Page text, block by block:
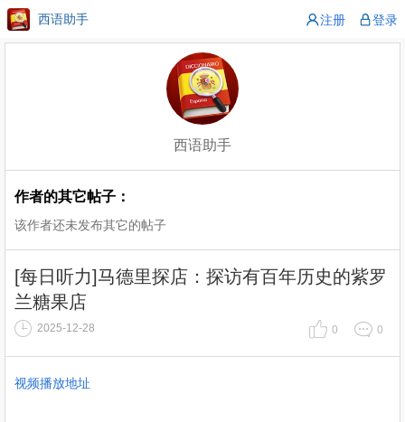
西语助手 注册 登录
西语助手
作者的其它帖子：
该作者还未发布其它的帖子
[每日听力]马德里探店：探访有百年历史的紫罗
兰糖果店
2025-12-28 0 0
视频播放地址